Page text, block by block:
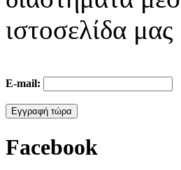
ιστοσελίδα μας
E-mail:
Facebook